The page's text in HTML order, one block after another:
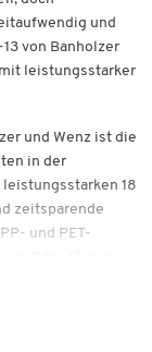
und
von Banholzer
leistungsstarker
und Wenz ist die
in der
18
zeitsparende
und PET-
9 bis 13 mm